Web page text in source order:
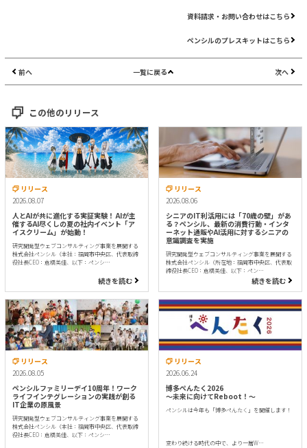
資料請求・お問い合わせはこちら
ペンシルのプレスキットはこちら
前へ 一覧に戻る 次へ
この他のリリース
リリース
2026.08.07
人とAIが共に進化する実証実験！ AIが主
催するAI尽くしの夏の社内イベント「ア
イスクリーム」が始動！
研究開発型ウェブコンサルティング事業を展開する
株式会社ペンシル（本社：福岡市中央区、代表取締
役社長CEO：倉橋美佳、以下：ペンシ…
続きを読む
リリース
2026.08.06
シニアのIT利活用には「70歳の壁」があ
る？ペンシル、最新の消費行動・インタ
ーネット通販やAI活用に対するシニアの
意識調査を実施
研究開発型ウェブコンサルティング事業を展開する
株式会社ペンシル（所在地：福岡市中央区、代表取
締役社長CEO：倉橋美佳、以下：ペン…
続きを読む
リリース
2026.08.05
ペンシルファミリーデイ10周年！ワーク
ライフインテグレーションの実践が創る
IT企業の原風景
研究開発型ウェブコンサルティング事業を展開する
株式会社ペンシル（本社：福岡市中央区、代表取締
役社長CEO：倉橋美佳、以下：ペンシ…
リリース
2026.06.24
博多ぺんたく2026
〜未来に向けてReboot！〜
ペンシルは今年も「博多ぺんたく」を開催します！
変わり続ける時代の中で、より一層W…